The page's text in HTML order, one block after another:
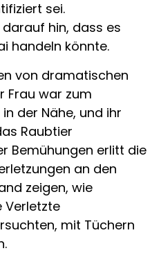
sei.
hin, dass es
handeln könnte.
von dramatischen
Frau war zum
der Nähe, und ihr
Raubtier
Bemühungen erlitt die
an den
zeigen, wie
Verletzte
mit Tüchern